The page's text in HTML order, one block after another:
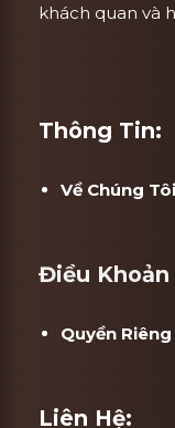
khách quan và
Thông Tin:
Về Chúng Tôi
Điều Khoản
Quyền
Liên Hệ: